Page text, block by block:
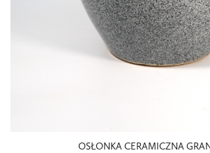
OSŁONKA CERAMICZNA